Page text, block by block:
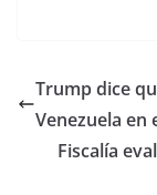
Trump dice
Venezuela en
Fiscalía